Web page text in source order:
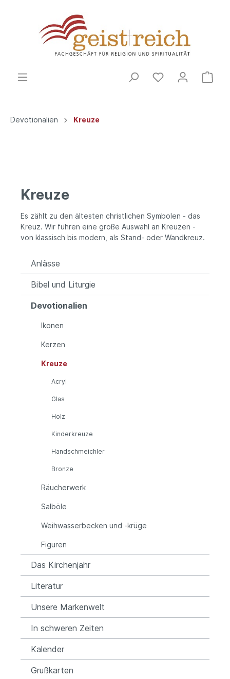
Devotionalien Kreuze
Kreuze
Es zählt zu den ältesten christlichen Symbolen - das
Kreuz. Wir führen eine große Auswahl an Kreuzen -
von klassisch bis modern, als Stand- oder Wandkreuz.
Anlässe
Bibel und Liturgie
Devotionalien
Ikonen
Kerzen
Kreuze
Acryl
Glas
Holz
Kinderkreuze
Handschmeichler
Bronze
Räucherwerk
Salböle
Weihwasserbecken und -krüge
Figuren
Das Kirchenjahr
Literatur
Unsere Markenwelt
In schweren Zeiten
Kalender
Grußkarten